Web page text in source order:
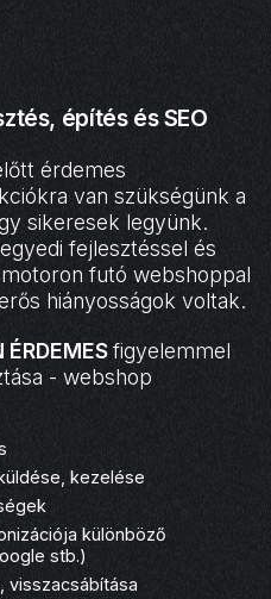
építés és SEO
érdemes
van szükségünk a
sikeresek legyünk.
fejlesztéssel és
futó webshoppal
hiányosságok voltak.
ÉRDEMESfigyelemmel
- webshop
kezelése
különböző
stb.)
visszacsábítása